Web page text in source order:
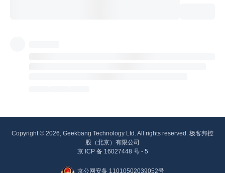
Copyright © 2026, Geekbang Technology Ltd. All rights reserved. 极客邦控
股（北京）有限公司
京 ICP 备 16027448 号 - 5
京公网安备 11010502039052号